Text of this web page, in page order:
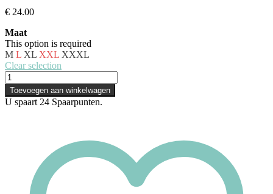
€ 24.00
Maat
This option is required
M L XL XXL XXXL
Clear selection
Dorina
Sport
BH
-
Toevoegen aan winkelwagen
U spaart 24 Spaarpunten.